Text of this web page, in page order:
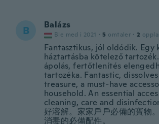
B Balázs
Ble med i 2021 · 5 omtaler · 2
Fantasztikus, jól oldódik. Egy
háztartásba kötelező
ápolás, fertőtlenítés
tartozéka. Fantastic,
treasure, a must-have
household. An essential
cleaning, care and
好溶解。家家戶戶必備的寶物
消毒的必備配件。